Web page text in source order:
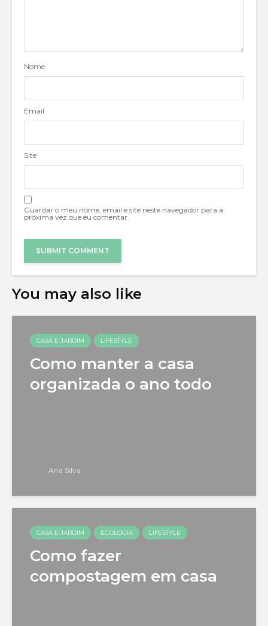
Nome
Email
Site
Guardar o meu nome, email e site neste navegador para a
próxima vez que eu comentar.
You may also like
CASA E JARDIM LIFESTYLE
Como manter a casa
organizada o ano todo
Ana Silva
CASA E JARDIM ECOLOGIA LIFESTYLE
Como fazer
compostagem em casa